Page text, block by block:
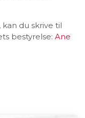
du skrive til
bestyrelse: Ane